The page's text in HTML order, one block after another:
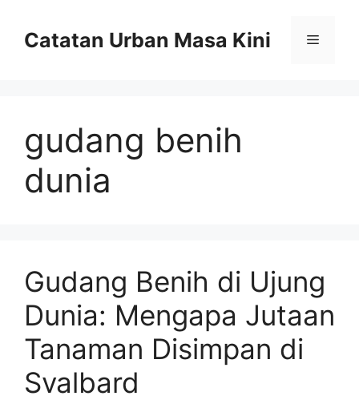
contentCatatan Urban Masa Kini Menu
gudang benih
dunia
Gudang Benih di Ujung
Dunia: Mengapa Jutaan
Tanaman Disimpan di
Svalbard